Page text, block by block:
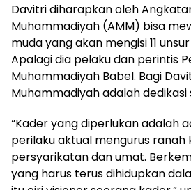
Davitri diharapkan oleh
Muhammadiyah (AMM) bisa
muda yang akan mengisi 11
Apalagi dia pelaku dan perintis
Muhammadiyah Babel. Bagi
Muhammadiyah adalah dedikasi
“Kader yang diperlukan adalah
perilaku aktual mengurus ranah
persyarikatan dan umat.
yang harus terus dihidupkan